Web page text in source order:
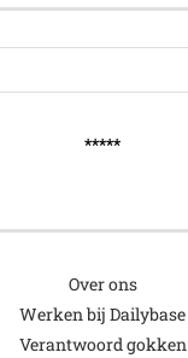
*****
Over ons
Werken bij Dailybase
Verantwoord gokken